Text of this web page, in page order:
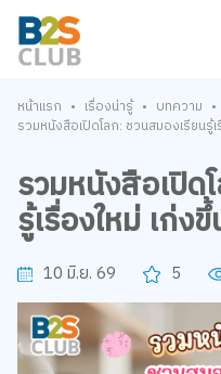
หน้าแรก • เรื่องน่ารู้ • บทความ •
รวมหนังสือเปิดโลก: ชวนสมองเรียนรู้
รวมหนังสือเปิด
รู้เรื่องใหม่ เก่ง
10 มิ.ย. 69 5